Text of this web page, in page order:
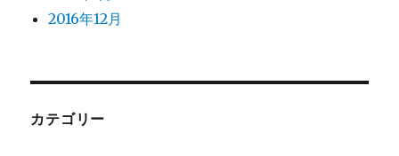
2016年12月
カテゴリー